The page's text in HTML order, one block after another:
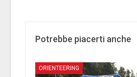
Potrebbe piacerti anche
ORIENTEERING